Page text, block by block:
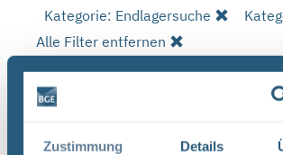
Zustimmung Details
Kategorie: Endlagersuche
Alle Filter entfernen
Es wurde 1 Ergebnis in 1
Zeige Ergebnisse 1 bis 1 von 1.
Ergebnisse pro Seite: